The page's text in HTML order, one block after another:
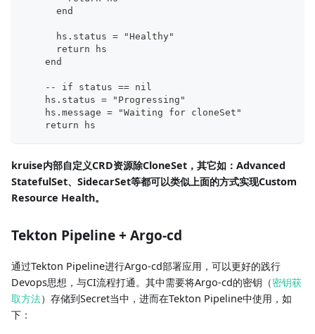
      end
      hs.status = "Healthy"
      return hs
    end
- -
if status == nil
    hs.status = "Progressing"
    hs.message = "Waiting for cloneSet"
    return hs
kruise内部自定义CRD资源除CloneSet，其它如：Advanced
StatefulSet、SidecarSet等都可以类似上面的方式实现Custom
Resource Health。
Tekton Pipeline + Argo-cd
通过Tekton Pipeline进行Argo-cd部署应用，可以更好的践行
Devops思想，与CI流程打通。其中需要将Argo-cd的密钥（密钥获
取方法）存储到Secret当中，进而在Tekton Pipeline中使用，如
下：